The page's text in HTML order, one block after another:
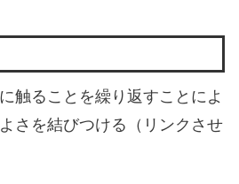
触ることを繰り返すことによ
さを結びつける（リンクさせ